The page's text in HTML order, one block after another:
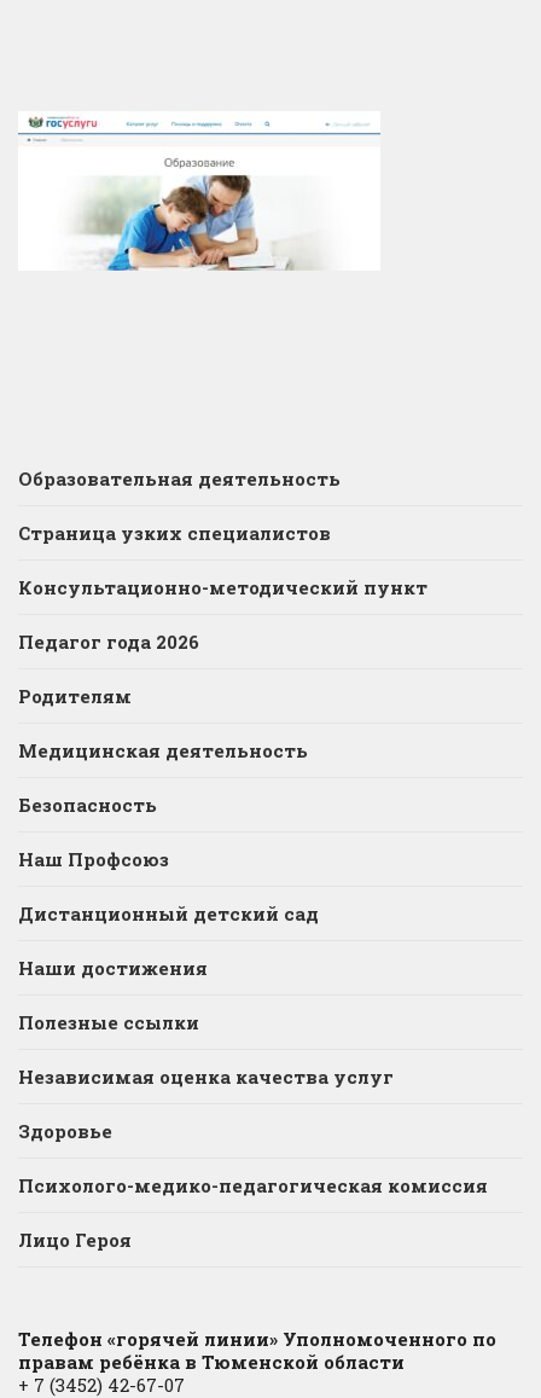
Образовательная деятельность
Страница узких специалистов
Консультационно-методический пункт
Педагог года 2026
Родителям
Медицинская деятельность
Безопасность
Наш Профсоюз
Дистанционный детский сад
Наши достижения
Полезные ссылки
Независимая оценка качества услуг
Здоровье
Психолого-медико-педагогическая комиссия
Лицо Героя
Телефон «горячей линии» Уполномоченного по
правам ребёнка в Тюменской области
+ 7 (3452) 42-67-07